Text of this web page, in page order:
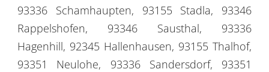
93336 Schamhaupten, 93155 Stadla, 93346
Rappelshofen, 93346 Sausthal, 93336
Hagenhill, 92345 Hallenhausen, 93155 Thalhof,
93351 Neulohe, 93336 Sandersdorf, 93351